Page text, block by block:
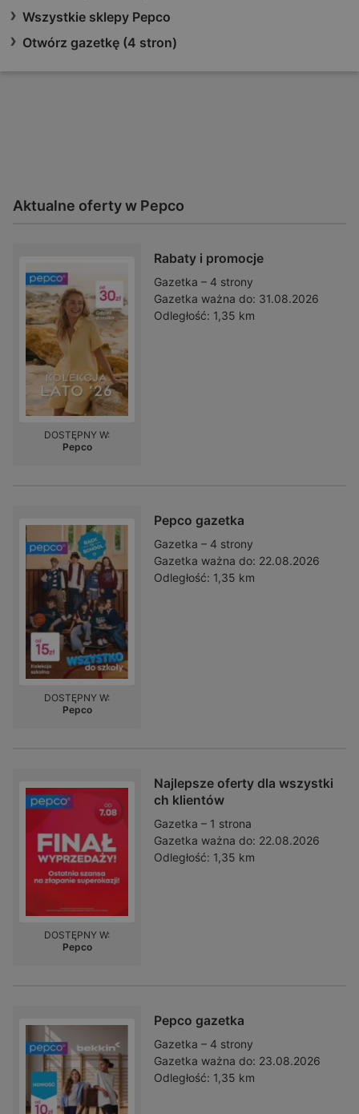
Wszystkie sklepy Pepco
Otwórz gazetkę (4 stron)
Aktualne oferty w Pepco
Rabaty i promocje
Gazetka – 4 strony
Gazetka ważna do: 31.08.2026
Odległość: 1,35 km
DOSTĘPNY W:
Pepco
Pepco gazetka
Gazetka – 4 strony
Gazetka ważna do: 22.08.2026
Odległość: 1,35 km
DOSTĘPNY W:
Pepco
Najlepsze oferty dla wszystki
ch klientów
Gazetka – 1 strona
Gazetka ważna do: 22.08.2026
Odległość: 1,35 km
DOSTĘPNY W:
Pepco
Pepco gazetka
Gazetka – 4 strony
Gazetka ważna do: 23.08.2026
Odległość: 1,35 km